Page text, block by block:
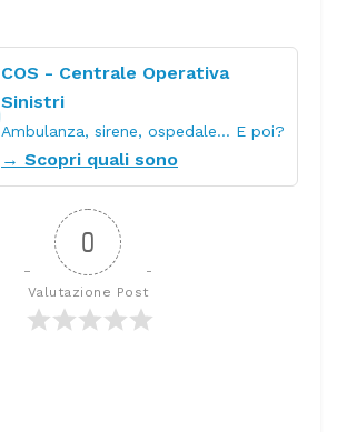
COS - Centrale Operativa
Sinistri
Ambulanza, sirene, ospedale… E poi?
→ Scopri quali sono
0
Valutazione Post